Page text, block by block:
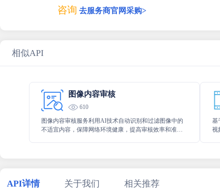
咨询 去服务商官网采购>
相似API
图像内容审核
610
图像内容审核服务利用AI技术自动识别和过滤图像中的
不适宜内容，保障网络环境健康，提高审核效率和准确
基
视
API详情 关于我们 相关推荐